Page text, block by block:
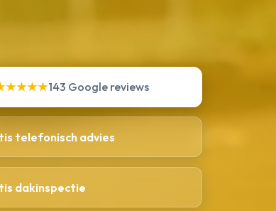
143 Google reviews
telefonisch advies
dakinspectie